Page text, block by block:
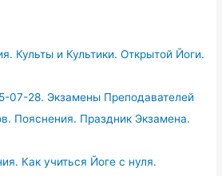
Культы и Культики. Открытой Йоги.
07-28. Экзамены Преподавателей
Пояснения. Праздник Экзамена.
Как учиться Йоге с нуля.